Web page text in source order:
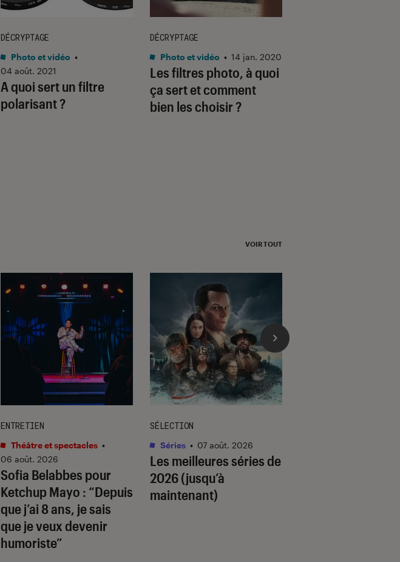
A quoi sert un filtre
polarisant ?
DÉCRYPTAGE
Photo et vidéo •
04 août. 2021
Les filtres photo, à quoi
ça sert et comment
bien les choisir ?
DÉCRYPTAGE
Photo et vidéo • 14 jan. 2020
VOIR TOUT
Sofia Belabbes pour
Ketchup Mayo : “Depuis
que j’ai 8 ans, je sais
que je veux devenir
humoriste”
ENTRETIEN
Théâtre et spectacles •
06 août. 2026
Les meilleures séries de
2026 (jusqu’à
maintenant)
SÉLECTION
Séries • 07 août. 2026
l'Éclaireur fnac">